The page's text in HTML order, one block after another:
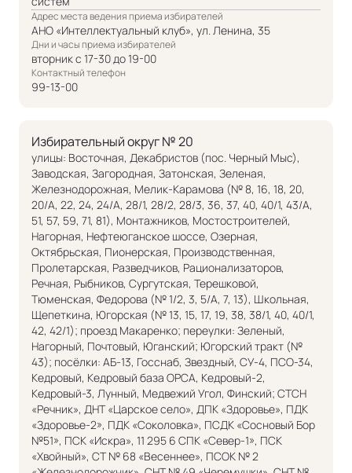
Адрес места ведения приема избирателей
АНО «Интеллектуальный клуб», ул. Ленина, 35
Дни и часы приема избирателей
вторник с 17-30 до 19-00
Контактный телефон
99-13-00
Избирательный округ № 20
улицы: Восточная, Декабристов (пос. Черный Мыс),
Заводская, Загородная, Затонская, Зеленая,
Железнодорожная, Мелик-Карамова (№ 8, 16, 18, 20,
20/А, 22, 24, 24/А, 28/1, 28/2, 28/3, 36, 37, 40, 40/1, 43/А,
51, 57, 59, 71, 81), Монтажников, Мостостроителей,
Нагорная, Нефтеюганское шоссе, Озерная,
Октябрьская, Пионерская, Производственная,
Пролетарская, Разведчиков, Рационализаторов,
Речная, Рыбников, Сургутская, Терешковой,
Тюменская, Федорова (№ 1/2, 3, 5/А, 7, 13), Школьная,
Щепеткина, Югорская (№ 13, 15, 17, 19, 38, 38/1, 40, 40/1,
42, 42/1); проезд Макаренко; переулки: Зеленый,
Нагорный, Почтовый, Юганский; Югорский тракт (№
43); посёлки: АБ-13, Госснаб, Звездный, СУ-4, ПСО-34,
Кедровый, Кедровый база ОРСА, Кедровый-2,
Кедровый-3, Лунный, Медвежий Угол, Финский; СТСН
«Речник», ДНТ «Царское село», ДПК «Здоровье», ПДК
«Здоровье-2», ПДК «Соколовка», ПСДК «Сосновый Бор
№51», ПСК «Искра», 11 295 6 СПК «Север-1», ПСК
«Хвойный», СТ № 68 «Весеннее», ПСОК № 2